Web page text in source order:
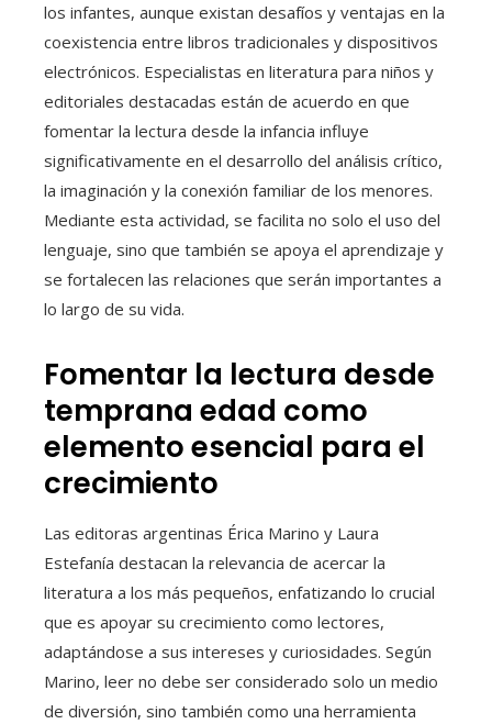
los infantes, aunque existan desafíos y ventajas en la
coexistencia entre libros tradicionales y dispositivos
electrónicos. Especialistas en literatura para niños y
editoriales destacadas están de acuerdo en que
fomentar la lectura desde la infancia influye
significativamente en el desarrollo del análisis crítico,
la imaginación y la conexión familiar de los menores.
Mediante esta actividad, se facilita no solo el uso del
lenguaje, sino que también se apoya el aprendizaje y
se fortalecen las relaciones que serán importantes a
lo largo de su vida.
Fomentar la lectura desde
temprana edad como
elemento esencial para el
crecimiento
Las editoras argentinas Érica Marino y Laura
Estefanía destacan la relevancia de acercar la
literatura a los más pequeños, enfatizando lo crucial
que es apoyar su crecimiento como lectores,
adaptándose a sus intereses y curiosidades. Según
Marino, leer no debe ser considerado solo un medio
de diversión, sino también como una herramienta